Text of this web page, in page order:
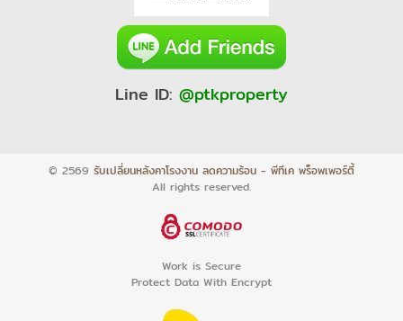
Line ID: @ptkproperty
© 2569 รับเปลี่ยนหลังคาโรงงาน ลดความร้อน - พีทีเค พร็อพเพอร์ตี้
All rights reserved.
Work is Secure
Protect Data With Encrypt